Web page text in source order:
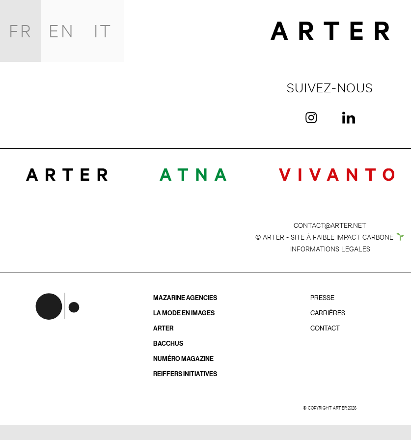
FR EN IT
SUIVEZ-NOUS
CONTACT@ARTER.NET
© ARTER - SITE À FAIBLE IMPACT CARBONE
INFORMATIONS LEGALES
MAZARINE AGENCIES
LA MODE EN IMAGES
ARTER
BACCHUS
NUMÉRO MAGAZINE
REIFFERS INITIATIVES
PRESSE
CARRIÈRES
CONTACT
© COPYRIGHT ARTER 2026